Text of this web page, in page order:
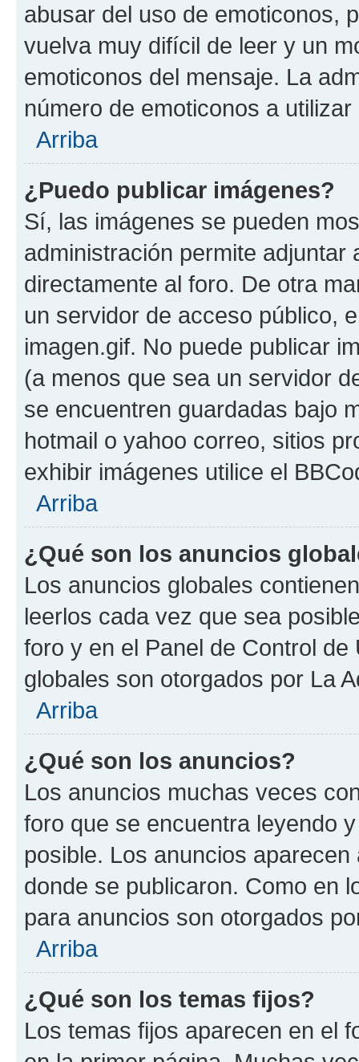
abusar del uso de emoticonos,
vuelva muy difícil de leer y un
emoticonos del mensaje. La
número de emoticonos a
Arriba
¿Puedo publicar imágenes?
Sí, las imágenes se pueden
administración permite
directamente al foro. De otra
un servidor de acceso público,
imagen.gif. No puede publicar
(a menos que sea un servidor
se encuentren guardadas bajo
hotmail o yahoo correo, sitios
exhibir imágenes utilice el
Arriba
¿Qué son los anuncios
Los anuncios globales
leerlos cada vez que sea
foro y en el Panel de Control
globales son otorgados por La
Arriba
¿Qué son los anuncios?
Los anuncios muchas veces
foro que se encuentra leyendo
posible. Los anuncios
donde se publicaron. Como en
para anuncios son otorgados
Arriba
¿Qué son los temas fijos?
Los temas fijos aparecen en el